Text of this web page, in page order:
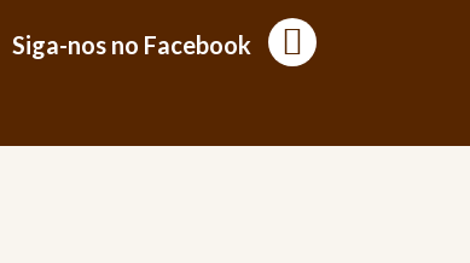
Siga-nos no Facebook